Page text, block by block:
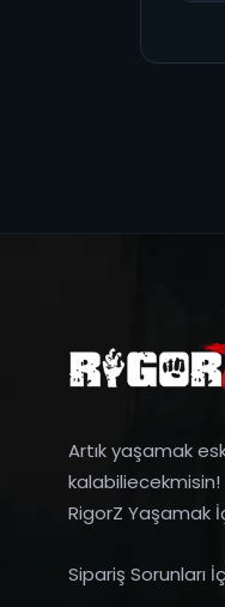
Artık yaşamak
kalabiliecekmisin!
RigorZ Yaşamak
Sipariş Sorunları